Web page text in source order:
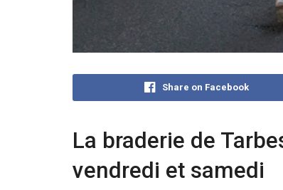
Share on Facebook
La braderie de
vendredi et samedi